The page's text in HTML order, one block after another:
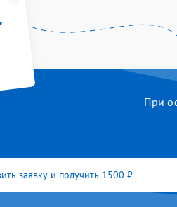
При
заявку и получить 1500 ₽